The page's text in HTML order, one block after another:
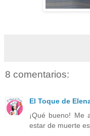
8 comentarios:
El Toque de
¡Qué bueno! Me
estar de muerte